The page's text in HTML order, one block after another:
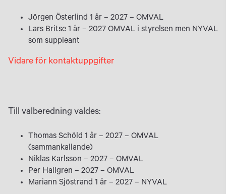
Jörgen Österlind 1 år – 2027 – OMVAL
Lars Britse 1 år – 2027 OMVAL i styrelsen men NYVAL
som suppleant
Vidare för kontaktuppgifter
Till valberedning valdes:
Thomas Schöld 1 år – 2027 – OMVAL
(sammankallande)
Niklas Karlsson – 2027 – OMVAL
Per Hallgren – 2027 – OMVAL
Mariann Sjöstrand 1 år – 2027 – NYVAL